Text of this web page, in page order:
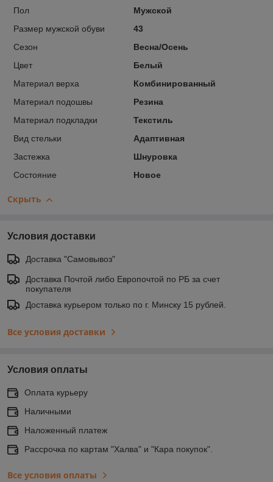
Пол
Мужской
Размер мужской обуви
43
Сезон
Весна/Осень
Цвет
Белый
Материал верха
Комбинированный
Материал подошвы
Резина
Материал подкладки
Текстиль
Вид стельки
Адаптивная
Застежка
Шнуровка
Состояние
Новое
Скрыть
Условия доставки
Доставка "Самовывоз"
Доставка Почтой либо Европочтой по РБ за счет
покупателя
Доставка курьером только по г. Минску 15 рублей.
Все условия доставки
Условия оплаты
Оплата курьеру
Наличными
Наложенный платеж
Рассрочка по картам "Халва" и "Кара покупок".
Все условия оплаты